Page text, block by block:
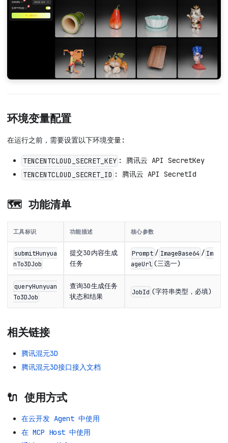
环境变量配置
在运行之前，需要设置以下环境变量:
TENCENTCLOUD_SECRET_KEY : 腾讯云 API SecretKey
TENCENTCLOUD_SECRET_ID : 腾讯云 API SecretId
🗺️ 功能清单
工具标识 功能描述 核心参数
submitHunyua
nTo3DJob
提交3D内容生成
任务
Prompt / ImageBase64 / Im
ageUrl (三选一)
queryHunyuan
To3DJob
查询3D生成任务
状态和结果
JobId (字符串类型，必填)
相关链接
腾讯混元3D
腾讯混元3D接口接入文档
🔌 使用方式
在云开发 Agent 中使用
在 MCP Host 中使用